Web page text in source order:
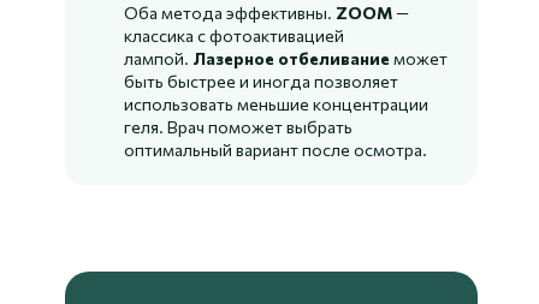
Оба метода эффективны. ZOOM—
классика с фотоактивацией
лампой. Лазерное отбеливание может
быть быстрее и иногда позволяет
использовать меньшие концентрации
геля. Врач поможет выбрать
оптимальный вариант после осмотра.